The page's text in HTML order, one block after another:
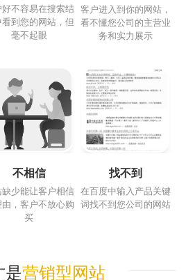
不容易在搜索结
到您的网站，但
毫不起眼
客户进入到你的网站，
看不懂您公司的主营业
务和实力展示
不相信
缺少能让客户相信
由，客户不放心购
买
找不到
在百度中输入产品关键
词找不到您公司的网站
是营销型网站